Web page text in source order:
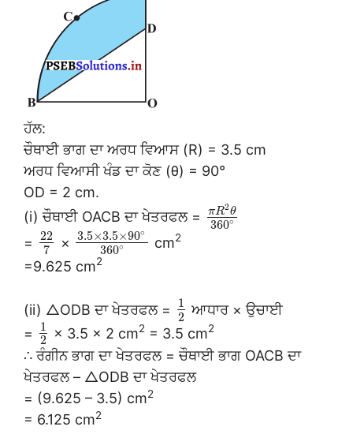
ਹੱਲ:
ਚੌਥਾਈ ਭਾਗ ਦਾ ਅਰਧ ਵਿਆਸ (R) = 3.5 cm
ਅਰਧ ਵਿਆਸੀ ਖੰਡ ਦਾ ਕੋਣ (θ) = 90°
OD = 2 cm.
(i) ਚੌਥਾਈ OACB ਦਾ ਖੇਤਰਫਲ =
πR2θ
360∘
=
22
7
× 3.5×3.5×90∘
360∘ cm2
=9.625 cm2
(ii) △ODB ਦਾ ਖੇਤਰਫਲ =
1
2 ਆਧਾਰ × ਉਚਾਈ
=
1
2
× 3.5 × 2 cm2= 3.5 cm2
∴ ਰੰਗੀਨ ਭਾਗ ਦਾ ਖੇਤਰਫਲ = ਚੌਥਾਈ ਭਾਗ OACB ਦਾ
ਖੇਤਰਫਲ – △ODB ਦਾ ਖੇਤਰਫਲ
= (9.625 – 3.5) cm2
= 6.125 cm2